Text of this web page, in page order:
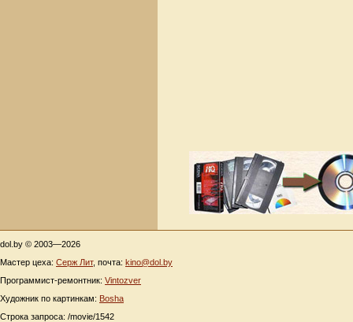
dol.by © 2003—2026
Мастер цеха: Серж Лит, почта: kino@dol.by
Программист-ремонтник: Vintozver
Художник по картинкам: Bosha
Строка запроса: /movie/1542